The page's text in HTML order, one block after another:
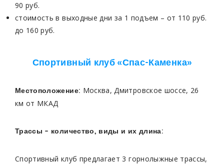
90 руб.
стоимость в выходные дни за 1 подъем – от 110 руб.
до 160 руб.
Спортивный клуб «Спас-Каменка»
Местоположение: Москва, Дмитровское шоссе, 26
км от МКАД
Трассы – количество, виды и их длина:
Спортивный клуб предлагает 3 горнолыжные трассы,